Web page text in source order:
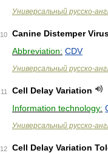
Универсальный русско-
10
Canine Distemper
Abbreviation: CDV
Универсальный русско-
11
Cell Delay Variation
Information technology:
Универсальный русско-
12
Cell Delay Variation